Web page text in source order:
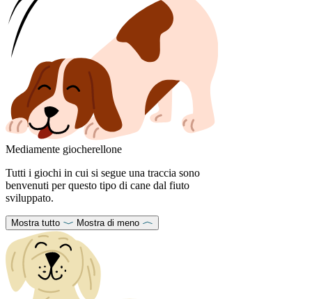
Mediamente giocherellone
Tutti i giochi in cui si segue una traccia sono
benvenuti per questo tipo di cane dal fiuto
sviluppato.
Mostra tutto Mostra di meno